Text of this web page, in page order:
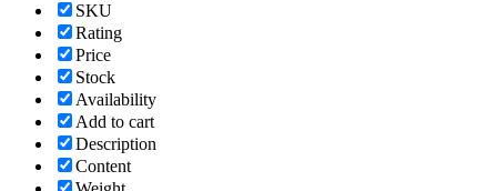
SKU
Rating
Price
Stock
Availability
Add to cart
Description
Content